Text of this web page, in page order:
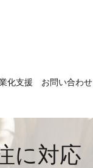
化支援 お問い合わせ
に対応